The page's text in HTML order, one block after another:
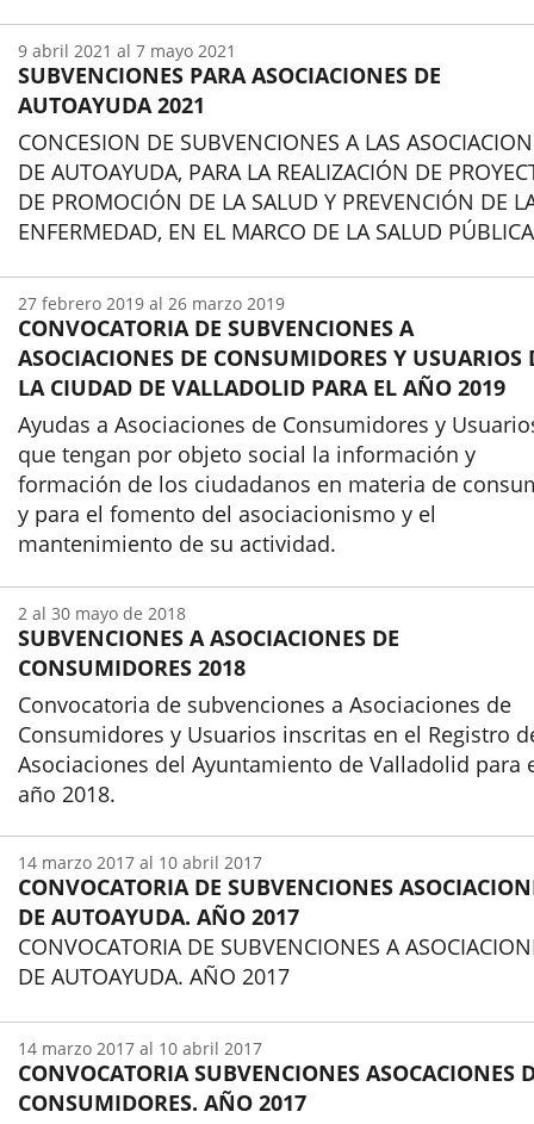
Inicio
SUBVENCIONES PARA ASOCIACIONES DE
AUTOAYUDA 2021
CONCESION DE SUBVENCIONES A LAS
DE AUTOAYUDA, PARA LA REALIZACIÓN DE
DE PROMOCIÓN DE LA SALUD Y PREVENCIÓN DE
ENFERMEDAD, EN EL MARCO DE LA SALUD
Inicio
9 abril 2021 al 7 mayo 2021
CONVOCATORIA DE SUBVENCIONES A
ASOCIACIONES DE CONSUMIDORES Y USUARIOS
LA CIUDAD DE VALLADOLID PARA EL AÑO 2019
Ayudas a Asociaciones de Consumidores y
que tengan por objeto social la información y
formación de los ciudadanos en materia de
y para el fomento del asociacionismo y el
mantenimiento de su actividad.
Inicio
27 febrero 2019 al 26 marzo 2019
SUBVENCIONES A ASOCIACIONES DE
CONSUMIDORES 2018
Convocatoria de subvenciones a Asociaciones de
Consumidores y Usuarios inscritas en el Registro
Asociaciones del Ayuntamiento de Valladolid para
año 2018.
Inicio
2 al 30 mayo de 2018
CONVOCATORIA DE SUBVENCIONES
DE AUTOAYUDA. AÑO 2017
CONVOCATORIA DE SUBVENCIONES A
DE AUTOAYUDA. AÑO 2017
Inicio
14 marzo 2017 al 10 abril 2017
CONVOCATORIA SUBVENCIONES ASOCACIONES
CONSUMIDORES. AÑO 2017
14 marzo 2017 al 10 abril 2017